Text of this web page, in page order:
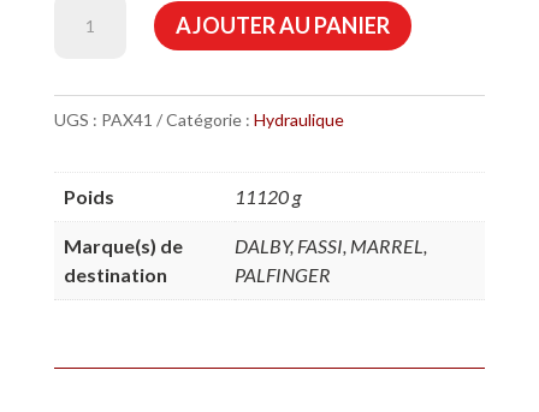
40CC
AJOUTER AU PANIER
UGS : PAX41 Catégorie : Hydraulique
Poids 11120 g
Marque(s) de
destination
DALBY, FASSI, MARREL,
PALFINGER